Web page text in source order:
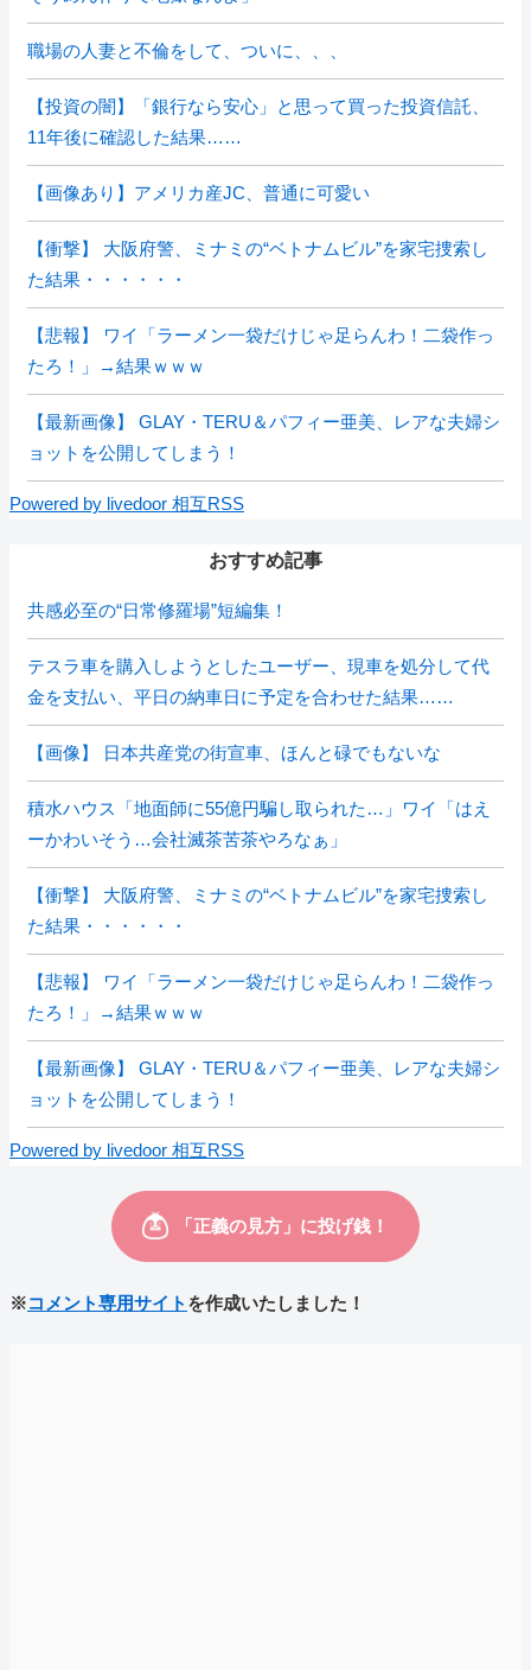
職場の人妻と不倫をして、ついに、、、
【投資の闇】「銀行なら安心」と思って買った投資信託、
11年後に確認した結果……
【画像あり】アメリカ産JC、普通に可愛い
【衝撃】 大阪府警、ミナミの“ベトナムビル”を家宅捜索し
た結果・・・・・・
【悲報】 ワイ「ラーメン一袋だけじゃ足らんわ！二袋作っ
たろ！」→結果ｗｗｗ
【最新画像】 GLAY・TERU＆パフィー亜美、レアな夫婦シ
ョットを公開してしまう！
Powered by livedoor 相互RSS
おすすめ記事
共感必至の“日常修羅場”短編集！
テスラ車を購入しようとしたユーザー、現車を処分して代
金を支払い、平日の納車日に予定を合わせた結果……
【画像】 日本共産党の街宣車、ほんと碌でもないな
積水ハウス「地面師に55億円騙し取られた…」ワイ「はえ
ーかわいそう…会社滅茶苦茶やろなぁ」
【衝撃】 大阪府警、ミナミの“ベトナムビル”を家宅捜索し
た結果・・・・・・
【悲報】 ワイ「ラーメン一袋だけじゃ足らんわ！二袋作っ
たろ！」→結果ｗｗｗ
【最新画像】 GLAY・TERU＆パフィー亜美、レアな夫婦シ
ョットを公開してしまう！
Powered by livedoor 相互RSS
※コメント専用サイト を作成いたしました！